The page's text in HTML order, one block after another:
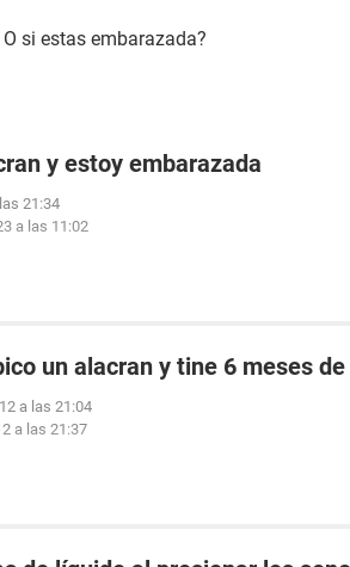
si estas embarazada?
y estoy embarazada
21:34
a las 11:02
un alacran y tine 6 meses
a las 21:04
a las 21:37